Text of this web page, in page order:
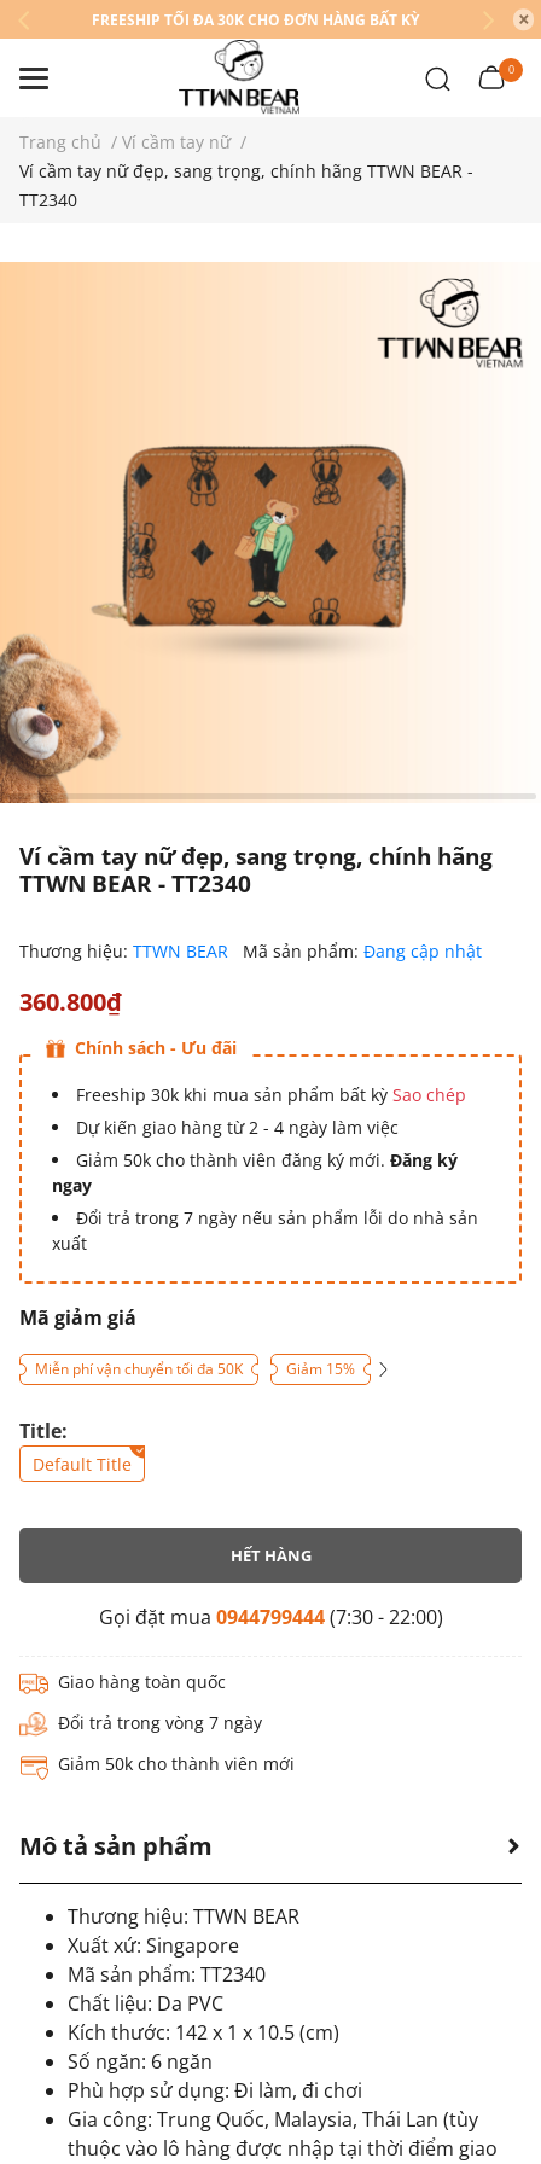
FREESHIP TỐI ĐA 30K CHO ĐƠN HÀNG BẤT KỲ
0
Trang chủ / Ví cầm tay nữ /
Ví cầm tay nữ đẹp, sang trọng, chính hãng TTWN BEAR -
TT2340
Ví cầm tay nữ đẹp, sang trọng, chính hãng
TTWN BEAR - TT2340
Thương hiệu: TTWN BEAR Mã sản phẩm: Đang cập nhật
360.800₫
Chính sách - Ưu đãi
Freeship 30k khi mua sản phẩm bất kỳ Sao chép
Dự kiến giao hàng từ 2 - 4 ngày làm việc
Giảm 50k cho thành viên đăng ký mới. Đăng ký
ngay
Đổi trả trong 7 ngày nếu sản phẩm lỗi do nhà sản
xuất
Mã giảm giá
Miễn phí vận chuyển tối đa 50K Giảm 15%
Title:
Default Title
HẾT HÀNG
Gọi đặt mua 0944799444(7:30 - 22:00)
Giao hàng toàn quốc
Đổi trả trong vòng 7 ngày
Giảm 50k cho thành viên mới
Mô tả sản phẩm
Thương hiệu: TTWN BEAR
Xuất xứ: Singapore
Mã sản phẩm: TT2340
Chất liệu: Da PVC
Kích thước: 142 x 1 x 10.5 (cm)
Số ngăn: 6 ngăn
Phù hợp sử dụng: Đi làm, đi chơi
Gia công: Trung Quốc, Malaysia, Thái Lan (tùy
thuộc vào lô hàng được nhập tại thời điểm giao